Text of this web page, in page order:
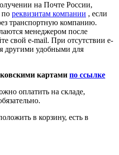
на Почте России,
по реквизитам компании , если
транспортную компанию.
менеджером после
свой e-mail. При отсутствии e-
другими удобными для
картами по ссылке
оплатить на складе,
в корзину, есть в